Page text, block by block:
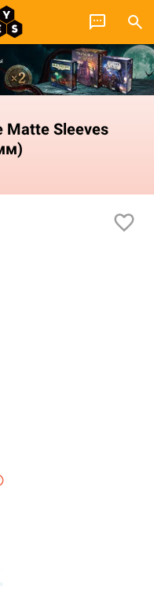
Matte Sleeves